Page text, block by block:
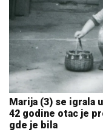
Marija (3) se igrala
42 godine otac je
gde je bila